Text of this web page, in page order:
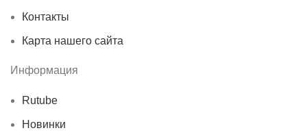
Контакты
Карта нашего сайта
Информация
Rutube
Новинки